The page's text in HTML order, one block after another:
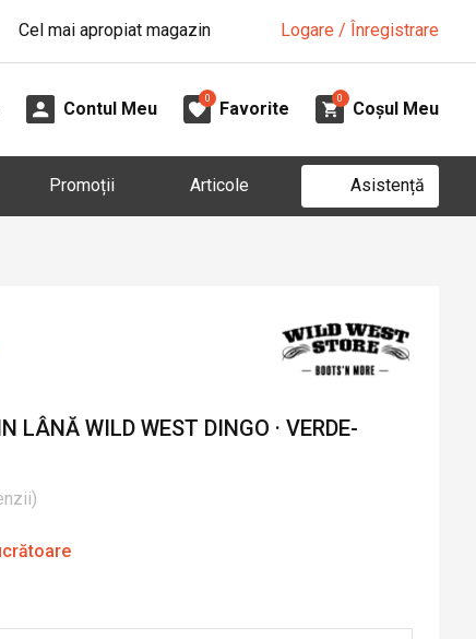
Cel mai apropiat magazin Logare / Înregistrare
Contul Meu
0
Favorite
0
Coșul Meu
Promoții Articole Asistență
LÂNĂ WILD WEST DINGO · VERDE-
)